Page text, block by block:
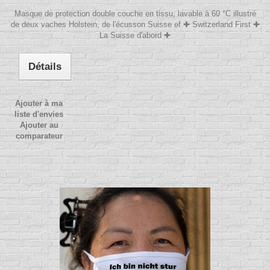
Masque de protection double couche en tissu, lavable à 60 °C illustré
de deux vaches Holstein, de l'écusson Suisse ef ✚ Switzerland First ✚
La Suisse d'abord ✚
Détails
Ajouter à ma
liste d'envies
Ajouter au
comparateur